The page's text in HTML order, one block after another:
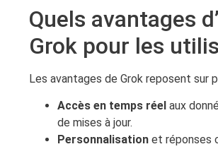
Quels avantages
Grok pour les
Les avantages de Grok reposent sur
Accès en temps réel aux
de mises à jour.
Personnalisation et réponses